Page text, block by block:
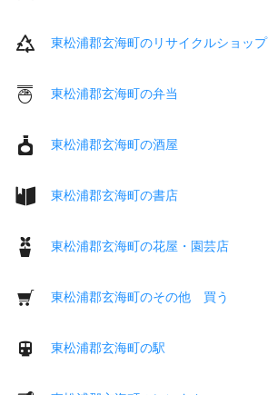
東松浦郡玄海町のリサイクルショップ
東松浦郡玄海町の弁当
東松浦郡玄海町の酒屋
東松浦郡玄海町の書店
東松浦郡玄海町の花屋・園芸店
東松浦郡玄海町のその他 買う
東松浦郡玄海町の駅